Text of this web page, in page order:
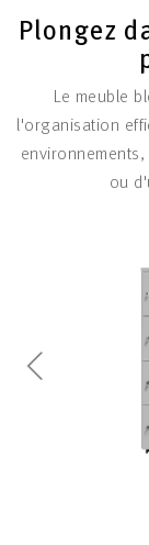
Plongez
Le meuble
l'organisation
ou